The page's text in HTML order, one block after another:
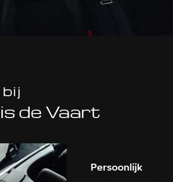
de Vaart
Persoonlijk